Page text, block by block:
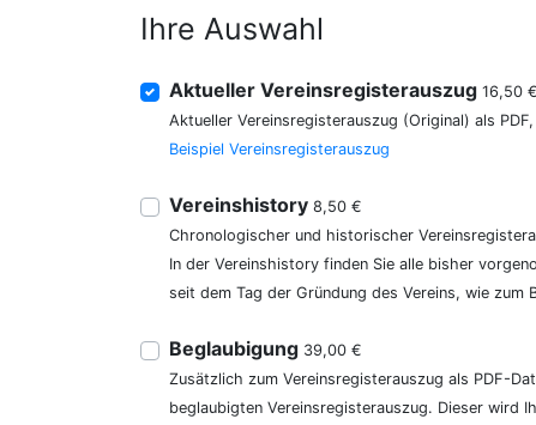
Ihre Auswahl
Aktueller Vereinsregisterauszug 16,50 €
Aktueller Vereinsregisterauszug (Original) als
Beispiel Vereinsregisterauszug
Vereinshistory 8,50 €
Chronologischer und historischer
In der Vereinshistory finden Sie alle bisher
seit dem Tag der Gründung des Vereins, wie
Beglaubigung 39,00 €
Zusätzlich zum Vereinsregisterauszug als PDF-
beglaubigten Vereinsregisterauszug. Dieser wird